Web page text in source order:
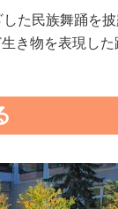
た民族舞踊を
き物を表現し